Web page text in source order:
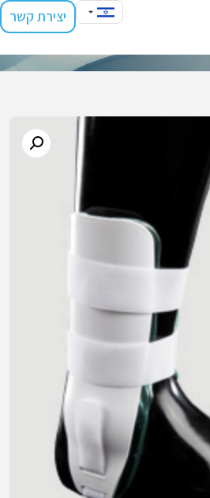
יצירת קשר